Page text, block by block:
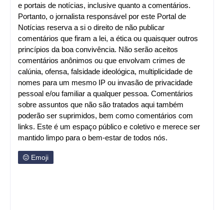
e portais de notícias, inclusive quanto a comentários.
Portanto, o jornalista responsável por este Portal de
Notícias reserva a si o direito de não publicar
comentários que firam a lei, a ética ou quaisquer outros
princípios da boa convivência. Não serão aceitos
comentários anônimos ou que envolvam crimes de
calúnia, ofensa, falsidade ideológica, multiplicidade de
nomes para um mesmo IP ou invasão de privacidade
pessoal e/ou familiar a qualquer pessoa. Comentários
sobre assuntos que não são tratados aqui também
poderão ser suprimidos, bem como comentários com
links. Este é um espaço público e coletivo e merece ser
mantido limpo para o bem-estar de todos nós.
Emoji